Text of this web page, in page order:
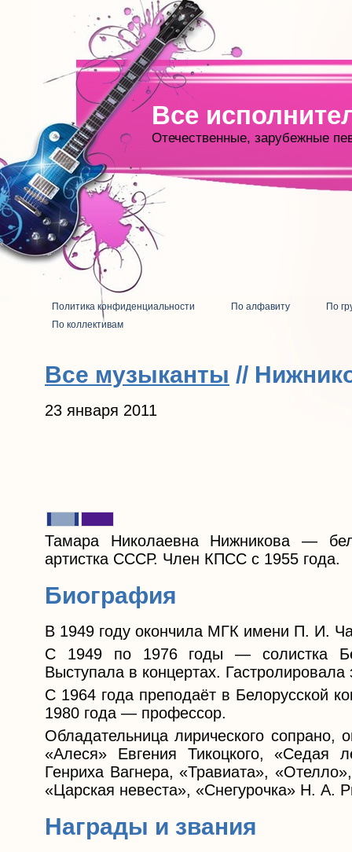
Все
Отечественные, зарубежные
Политика конфиденциальности По алфавиту
По
По коллективам
Все музыканты //
23 января 2011
Тамара Николаевна Нижникова —
артистка СССР. Член КПСС с 1955 года.
Биография
В 1949 году окончила МГК имени П. И.
С 1949 по 1976 годы — солистка
Выступала в концертах.
С 1964 года преподаёт в Белорусской
1980 года — профессор.
Обладательница лирического сопрано,
«Алеся» Евгения Тикоцкого, «Седая
Генриха Вагнера, «Травиата»,
«Царская невеста», «Снегурочка» Н. А.
Награды и звания